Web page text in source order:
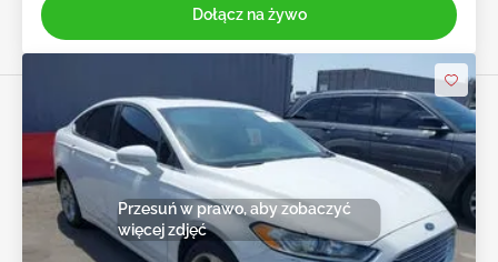
Dołącz na żywo
Przesuń w prawo, aby zobaczyć
więcej zdjęć